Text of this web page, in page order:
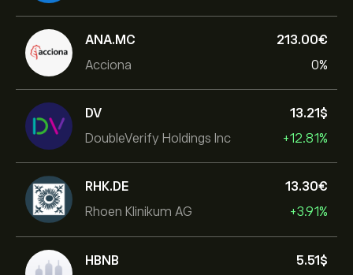
ANA.MC
Acciona
213.00‎€‎
0%
DV
DoubleVerify Holdings Inc
13.21‎$‎
+12.81%
RHK.DE
Rhoen Klinikum AG
13.30‎€‎
+3.91%
HBNB
5.51‎$‎